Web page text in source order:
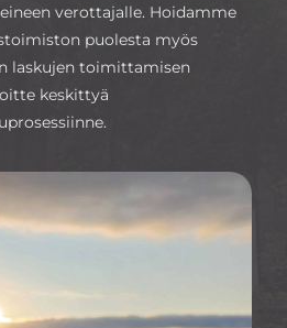
verottajalle. Hoidamme
puolesta myös
laskujen toimittamisen
keskittyä